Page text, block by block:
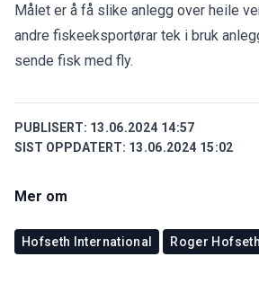
Målet er å få slike anlegg over heile
andre fiskeeksportørar tek i bruk
sende fisk med fly.
PUBLISERT: 13.06.2024 14:57
SIST OPPDATERT: 13.06.2024 15:02
Mer om
Hofseth International Roger Hofseth